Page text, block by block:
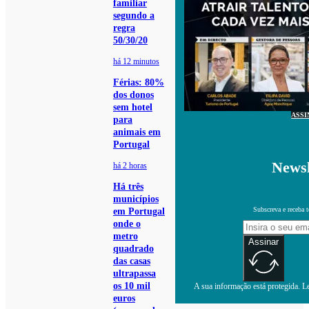
familiar
segundo a
regra
50/30/20
há 12 minutos
Férias: 80%
dos donos
sem hotel
para
animais em
Portugal
há 2 horas
Há três
municípios
em Portugal
onde o
metro
quadrado
das casas
ultrapassa
os 10 mil
euros
Subscreva e receba
Assinar
A sua informação está protegida.